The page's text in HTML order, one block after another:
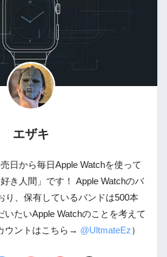
エザキ
日から毎日Apple Watchを使って
き人間」です！ Apple Watchのバ
り、保有しているバンドは500本
いたいApple Watchのことを考えて
ウントはこちら→ @UltmateEz）